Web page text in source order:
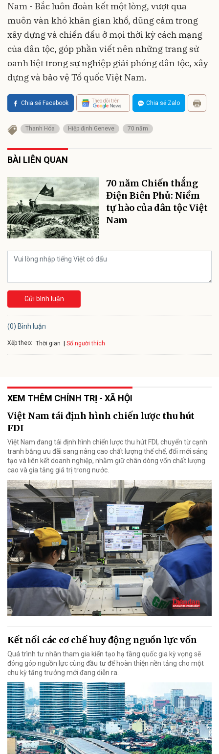
Nam - Bắc luôn đoàn kết một lòng, vượt qua
muôn vàn khó khăn gian khổ, dũng cảm trong
xây dựng và chiến đấu ở mọi thời kỳ cách mạng
của dân tộc, góp phần viết nên những trang sử
oanh liệt trong sự nghiệp giải phóng dân tộc, xây
dựng và bảo vệ Tổ quốc Việt Nam.
Chia sẻ Facebook Theo dõi trên Chia sẻ Zalo
Thanh Hóa Hiệp định Geneve 70 năm
BÀI LIÊN QUAN
70 năm Chiến thắng
Điện Biên Phủ: Niềm
tự hào của dân tộc Việt
Nam
Gửi bình luận
(0) Bình luận
Xếp theo: Thời gian Số người thích
XEM THÊM CHÍNH TRỊ - XÃ HỘI
Việt Nam tái định hình chiến lược thu hút
FDI
Việt Nam đang tái định hình chiến lược thu hút FDI, chuyển từ cạnh
tranh bằng ưu đãi sang nâng cao chất lượng thể chế, đổi mới sáng
tạo và liên kết doanh nghiệp, nhằm giữ chân dòng vốn chất lượng
cao và gia tăng giá trị trong nước.
Kết nối các cơ chế huy động nguồn lực vốn
Quá trình tư nhân tham gia kiến tạo hạ tầng quốc gia kỳ vọng sẽ
đóng góp nguồn lực cùng đầu tư để hoàn thiện nền tảng cho một
chu kỳ tăng trưởng mới đang diễn ra.